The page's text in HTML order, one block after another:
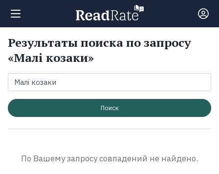
Поиск
Новости
Рейтинги
Результаты поиска по запросу
«Малі козаки»
Поиск
По Вашему запросу совпадений не найдено.